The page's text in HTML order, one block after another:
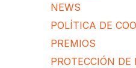
NEWS
POLÍTICA DE
PREMIOS
PROTECCIÓN DE